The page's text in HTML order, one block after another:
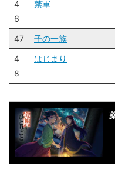
4
6
禁軍
47 子の一族
4
8
はじまり